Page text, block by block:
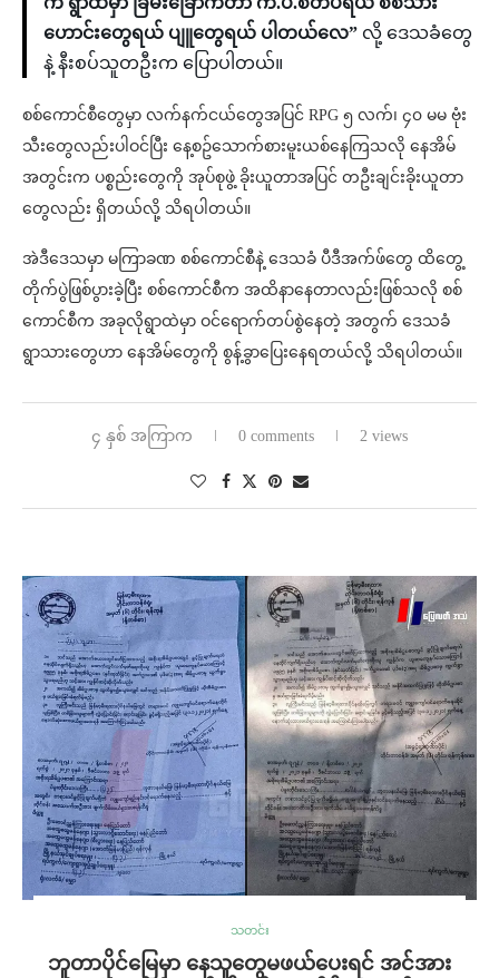
ဟောင်းတွေရယ် ပျူတွေရယ် ပါတယ်လေ” လို့ ဒေသခံတွေ
နဲ့ နီးစပ်သူတဦးက ပြောပါတယ်။
စစ်ကောင်စီတွေမှာ လက်နက်ငယ်တွေအပြင် RPG ၅ လက်၊ ၄၀ မမ ဗုံး
သီးတွေလည်းပါဝင်ပြီး နေ့စဥ်သောက်စားမူးယစ်နေကြသလို နေအိမ်
အတွင်းက ပစ္စည်းတွေကို အုပ်စုဖွဲ့ ခိုးယူတာအပြင် တဦးချင်းခိုးယူတာ
တွေလည်း ရှိတယ်လို့ သိရပါတယ်။
အဲဒီဒေသမှာ မကြာခဏ စစ်ကောင်စီနဲ့ ဒေသခံ ပီဒီအက်ဖ်တွေ ထိတွေ့
တိုက်ပွဲဖြစ်ပွားခဲ့ပြီး စစ်ကောင်စီက အထိနာနေတာလည်းဖြစ်သလို စစ်
ကောင်စီက အခုလိုရွာထဲမှာ ဝင်ရောက်တပ်စွဲနေတဲ့ အတွက် ဒေသခံ
ရွာသားတွေဟာ နေအိမ်တွေကို စွန့်ခွာပြေးနေရတယ်လို့ သိရပါတယ်။
၄ နှစ် အကြာက 0 comments 2 views
သတင်း
ဘူတာပိုင်မြေမှာ နေသူတွေမဖယ်ပေး‌ရင် အင်အား